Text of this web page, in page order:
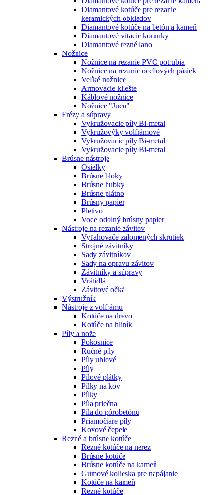
Diamantové kotúče pre rezanie
keramických obkladov
Diamantové kotúče na betón a kameň
Diamantové vŕtacie korunky
Diamantové rezné lano
Nožnice
Nožnice na rezanie PVC potrubia
Nožnice na rezanie oceľových pásiek
Veľké nožnice
Armovacie kliešte
Káblové nožnice
Nožnice "Juco"
Frézy a súpravy
Vykružovacie píly Bi-metal
Vykružovýky volfrámové
Vykružovacie píly Bi-metal
Vykružovacie píly Bi-metal
Brúsne nástroje
Osielky
Brúsne bloky
Brúsne hubky
Brúsne plátno
Brúsny papier
Pletivo
Vode odolný brúsny papier
Nástroje na rezanie závitov
Vyťahovače zalomených skrutiek
Strojné závitníky
Sady závitníkov
Sady na opravu závitov
Závitníky a súpravy
Vrátidlá
Závitové očká
Výstružník
Nástroje z volfrámu
Kotúče na drevo
Kotúče na hliník
Píly a nože
Pokosnice
Ručné píly
Píly uhlové
Píly
Pílové plátky
Pílky na kov
Pílky
Píla priečna
Píla do pórobetónu
Priamočiare píly
Kovové čepele
Rezné a brúsne kotúče
Rezné kotúče na nerez
Brúsne kotúče
Brúsne kotúče na kameň
Gumové kolieska pre napájanie
Kotúče na kameň
Rezné kotúče